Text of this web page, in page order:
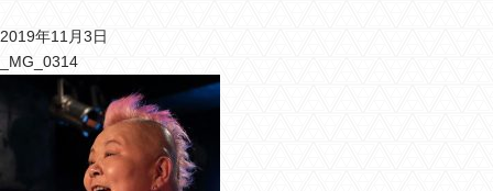
バー ウッディについて
メニュー＆料金
おすすめカクテル
2019年11月3日
_MG_0314